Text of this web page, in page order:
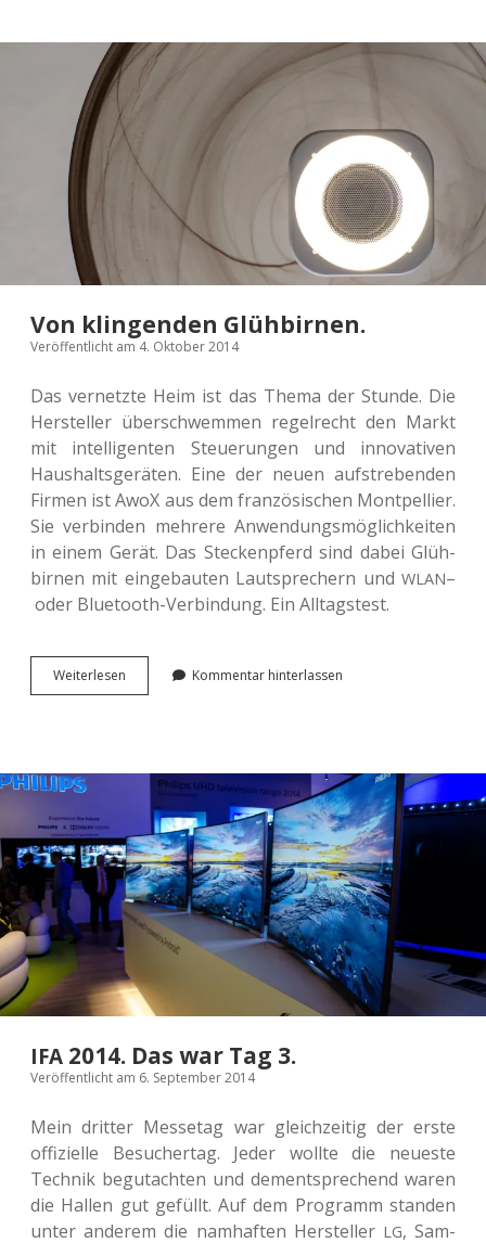
Von klingenden Glühbirnen.
Veröffentlicht am 4. Oktober 2014
Das ver­netz­te Heim ist das Thema der Stunde. Die
Her­stel­ler über­schwem­men regel­recht den Markt
mit intel­li­gen­ten Steue­run­gen und inno­va­ti­ven
Haus­halts­ge­rä­ten. Eine der neuen auf­stre­ben­den
Firmen ist AwoX aus dem fran­zö­si­schen Mont­pel­lier.
Sie ver­bin­den meh­re­re Anwen­dungs­mög­lich­kei­ten
in einem Gerät. Das Ste­cken­pferd sind dabei Glüh­
bir­nen mit ein­ge­bau­ten Laut­spre­chern und WLAN–
oder Blue­tooth-Ver­bin­dung. Ein Alltagstest.
Wei­ter­le­sen
klin­
Kommentar hinterlassen
IFA 2014. Das war Tag 3.
Veröffentlicht am 6. September 2014
Mein drit­ter Mes­se­tag war gleich­zei­tig der erste
offi­zi­el­le Besu­cher­tag. Jeder wollte die neu­es­te
Tech­nik begut­ach­ten und dem­entspre­chend waren
die Hallen gut gefüllt. Auf dem Pro­gramm stan­den
unter ande­rem die nam­haf­ten Her­stel­ler LG, Sam­